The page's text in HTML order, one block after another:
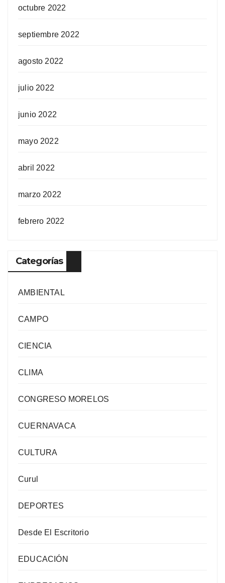
octubre 2022
septiembre 2022
agosto 2022
julio 2022
junio 2022
mayo 2022
abril 2022
marzo 2022
febrero 2022
Categorías
AMBIENTAL
CAMPO
CIENCIA
CLIMA
CONGRESO MORELOS
CUERNAVACA
CULTURA
Curul
DEPORTES
Desde El Escritorio
EDUCACIÓN